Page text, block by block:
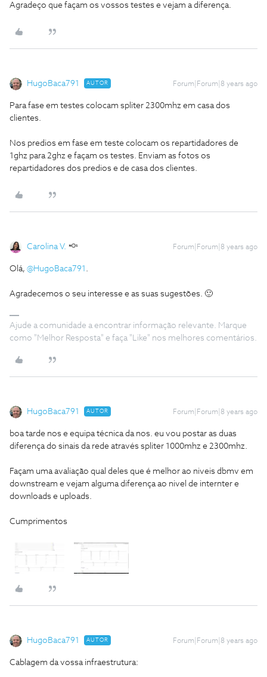
Agradeço que façam os vossos testes e vejam a diferença.
HugoBaca791 AUTOR Forum|Forum|8 years ago
Para fase em testes colocam spliter 2300mhz em casa dos
clientes.
Nos predios em fase em teste colocam os repartidadores de
1ghz para 2ghz e façam os testes. Enviam as fotos os
repartidadores dos predios e de casa dos clientes.
Carolina V. Forum|Forum|8 years ago
Olá, @HugoBaca791
Agradecemos o seu interesse e as suas sugestões. 🙂
Ajude a comunidade a encontrar informação relevante. Marque
como "Melhor Resposta" e faça "Like" nos melhores comentários.
HugoBaca791 AUTOR Forum|Forum|8 years ago
boa tarde nos e equipa técnica da nos. eu vou postar as duas
diferença do sinais da rede através spliter 1000mhz e 2300mhz.
Façam uma avaliação qual deles que é melhor ao niveis dbmv em
downstream e vejam alguma diferença ao nivel de internter e
downloads e uploads.
Cumprimentos
HugoBaca791 AUTOR Forum|Forum|8 years ago
Cablagem da vossa infraestrutura: